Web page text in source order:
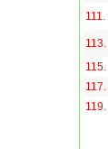
111.
113.
115.
117.
119.